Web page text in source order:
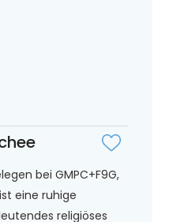
bei GMPC+F9G,
eine ruhige
religiöses